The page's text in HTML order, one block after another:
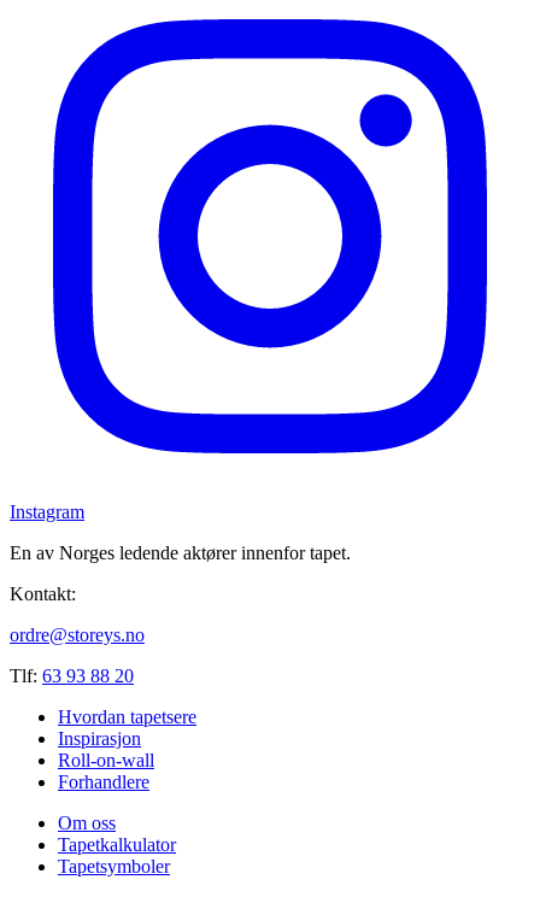
Instagram
En av Norges ledende aktører innenfor tapet.
Kontakt:
ordre@storeys.no
Tlf: 63 93 88 20
Hvordan tapetsere
Inspirasjon
Roll-on-wall
Forhandlere
Om oss
Tapetkalkulator
Tapetsymboler